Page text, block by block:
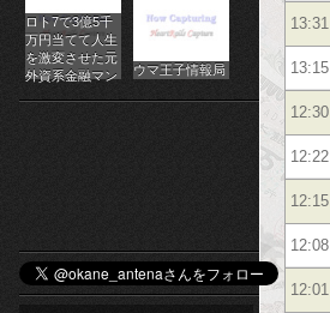
オ
ン
ラ
イ
ン
カ
ジ
ロト7で3億5千
万円当てて人生
を激変させた元
外資系金融マン
ウマ王子情報局
13:31
13:15
12:30
12:22
12:15
12:08
12:01